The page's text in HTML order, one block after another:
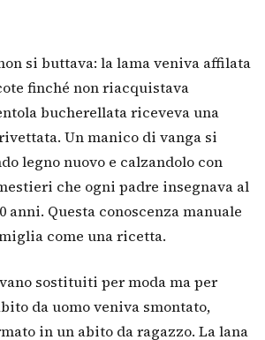
si buttava: la lama veniva affilata
finché non riacquistava
bucherellata riceveva una
Un manico di vanga si
legno nuovo e calzandolo con
che ogni padre insegnava al
anni. Questa conoscenza manuale
come una ricetta.
sostituiti per moda ma per
da uomo veniva smontato,
in un abito da ragazzo. La lana